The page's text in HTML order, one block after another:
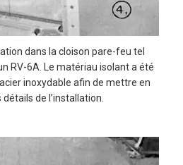
dans la cloison pare-feu tel
RV-6A. Le matériau isolant a été
inoxydable afin de mettre en
de l’installation.